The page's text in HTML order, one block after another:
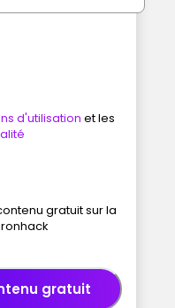
d'utilisation et les
gratuit sur la
gratuit